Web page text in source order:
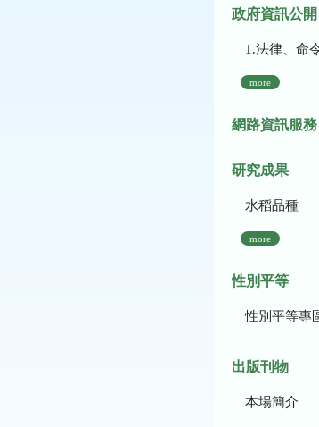
政府資訊公開
1.法律、命令、法規命
more
網路資訊服務
研究成果
水稻品種
more
性別平等
性別平等專
出版刊物
本場簡介